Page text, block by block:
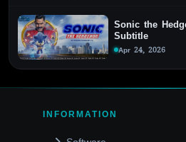
Sonic the
Subtitle
Apr 24, 2026
INFORMATION